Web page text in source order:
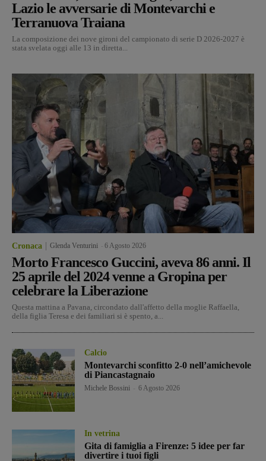
Lazio le avversarie di Montevarchi e
Terranuova Traiana
La composizione dei nove gironi del campionato di serie D 2026-2027 è
stata svelata oggi alle 13 in diretta...
Cronaca Glenda Venturini 6 Agosto 2026
Morto Francesco Guccini, aveva 86 anni. Il
25 aprile del 2024 venne a Gropina per
celebrare la Liberazione
Questa mattina a Pavana, circondato dall'affetto della moglie Raffaella,
della figlia Teresa e dei familiari si è spento, a...
Calcio
Montevarchi sconfitto 2-0 nell’amichevole
di Piancastagnaio
Michele Bossini 6 Agosto 2026
In vetrina
Gita di famiglia a Firenze: 5 idee per far
divertire i tuoi figli